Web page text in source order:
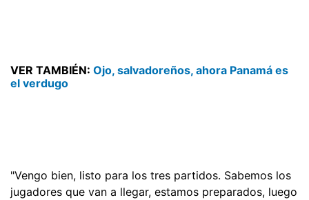
VER TAMBIÉN: Ojo, salvadoreños, ahora Panamá es
el verdugo
"Vengo bien, listo para los tres partidos. Sabemos los
jugadores que van a llegar, estamos preparados, luego